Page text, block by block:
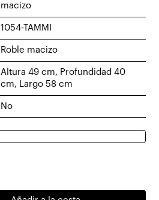
macizo
1054-TAMMI
Roble macizo
Altura 49 cm, Profundidad 40
cm, Largo 58 cm
No